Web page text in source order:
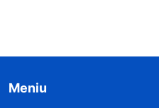
Meniu